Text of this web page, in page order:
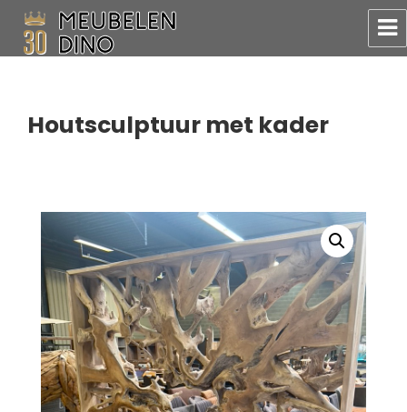
Houtsculptuur met kader